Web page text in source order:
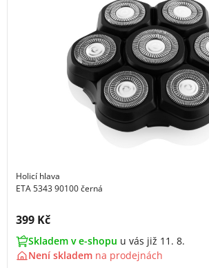
Holicí hlava
ETA 5343 90100 černá
Cena s DPH:
399 Kč
Skladem v e-shopu u vás již 11. 8.
Není skladem na prodejnách